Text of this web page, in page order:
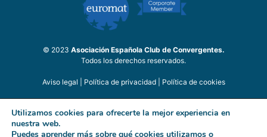
© 2023 Asociación Española Club de Convergentes.
Todos los derechos reservados.
Aviso legal Política de privacidad Política de cookies
Utilizamos cookies para ofrecerte la mejor experiencia en
nuestra web.
Puedes aprender más sobre qué cookies utilizamos o